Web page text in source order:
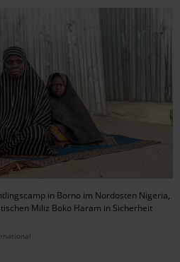
in Borno im Nordosten Nigeria,
Miliz Boko Haram in Sicherheit